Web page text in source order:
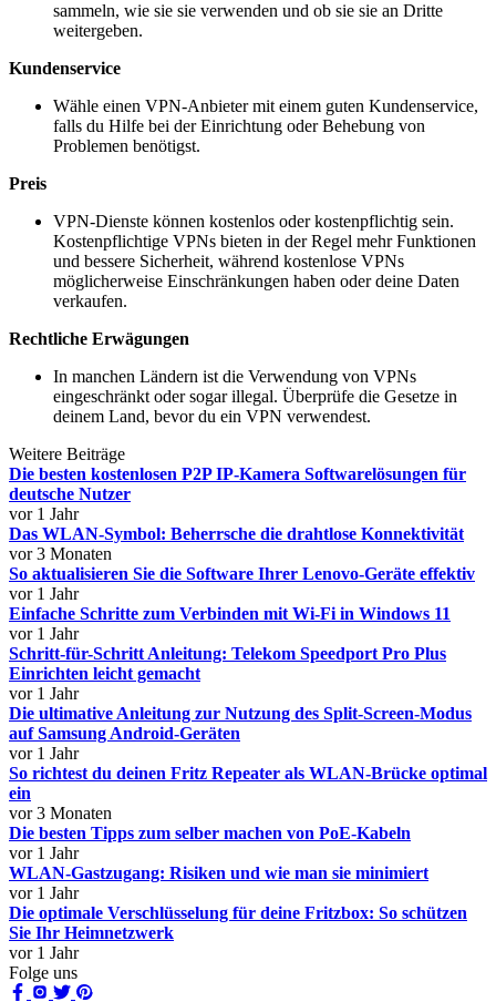
sammeln, wie sie sie verwenden und ob sie sie an Dritte
weitergeben.
Kundenservice
Wähle einen VPN-Anbieter mit einem guten Kundenservice,
falls du Hilfe bei der Einrichtung oder Behebung von
Problemen benötigst.
Preis
VPN-Dienste können kostenlos oder kostenpflichtig sein.
Kostenpflichtige VPNs bieten in der Regel mehr Funktionen
und bessere Sicherheit, während kostenlose VPNs
möglicherweise Einschränkungen haben oder deine Daten
verkaufen.
Rechtliche Erwägungen
In manchen Ländern ist die Verwendung von VPNs
eingeschränkt oder sogar illegal. Überprüfe die Gesetze in
deinem Land, bevor du ein VPN verwendest.
Weitere Beiträge
Die besten kostenlosen P2P IP-Kamera Softwarelösungen für
deutsche Nutzer
vor 1 Jahr
Das WLAN-Symbol: Beherrsche die drahtlose Konnektivität
vor 3 Monaten
So aktualisieren Sie die Software Ihrer Lenovo-Geräte effektiv
vor 1 Jahr
Einfache Schritte zum Verbinden mit Wi-Fi in Windows 11
vor 1 Jahr
Schritt-für-Schritt Anleitung: Telekom Speedport Pro Plus
Einrichten leicht gemacht
vor 1 Jahr
Die ultimative Anleitung zur Nutzung des Split-Screen-Modus
auf Samsung Android-Geräten
vor 1 Jahr
So richtest du deinen Fritz Repeater als WLAN-Brücke optimal
ein
vor 3 Monaten
Die besten Tipps zum selber machen von PoE-Kabeln
vor 1 Jahr
WLAN-Gastzugang: Risiken und wie man sie minimiert
vor 1 Jahr
Die optimale Verschlüsselung für deine Fritzbox: So schützen
Sie Ihr Heimnetzwerk
vor 1 Jahr
Folge uns